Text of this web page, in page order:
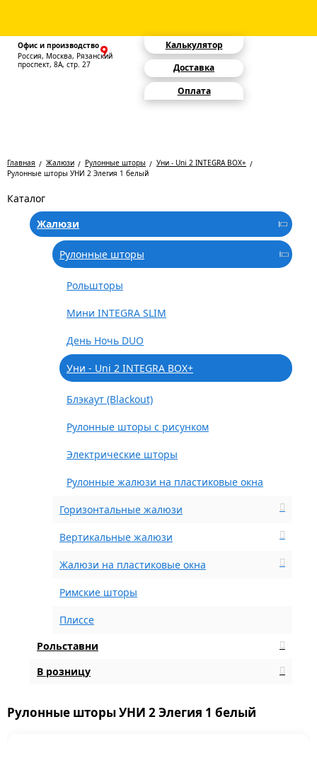
Офис и производство
Россия, Москва, Рязанский
проспект, 8А, стр. 27
Калькулятор
Доставка
Оплата
Главная Жалюзи Рулонные шторы
Уни - Uni 2 INTEGRA BOX+
Рулонные шторы УНИ 2 Элегия 1 белый
Каталог
Жалюзи
Рулонные шторы
Рольшторы
Мини INTEGRA SLIM
День Ночь DUO
Уни - Uni 2 INTEGRA BOX+
Блэкаут (Blackout)
Рулонные шторы с рисунком
Электрические шторы
Рулонные жалюзи на пластиковые окна
Горизонтальные жалюзи
Вертикальные жалюзи
Жалюзи на пластиковые окна
Римские шторы
Плиссе
Рольставни
В розницу
Рулонные шторы УНИ 2 Элегия 1 белый